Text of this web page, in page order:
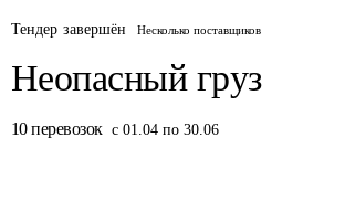
Тендер завершён Несколько поставщиков
Неопасный груз
10 перевозок с 01.04 по 30.06